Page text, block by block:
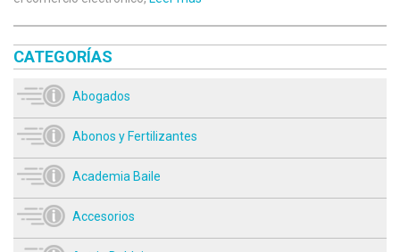
CATEGORÍAS
Abogados
Abonos y Fertilizantes
Academia Baile
Accesorios